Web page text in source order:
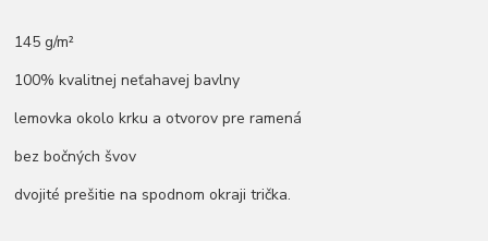
145 g/m²
100% kvalitnej neťahavej bavlny
lemovka okolo krku a otvorov pre ramená
bez bočných švov
dvojité prešitie na spodnom okraji trička.